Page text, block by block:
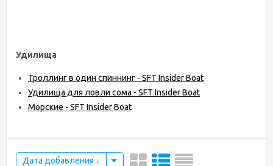
Удилища
Троллинг в один спиннинг - SFT Insider Boat
Удилища для ловли сома - SFT Insider Boat
Морские - SFT Insider Boat
Дата добавления